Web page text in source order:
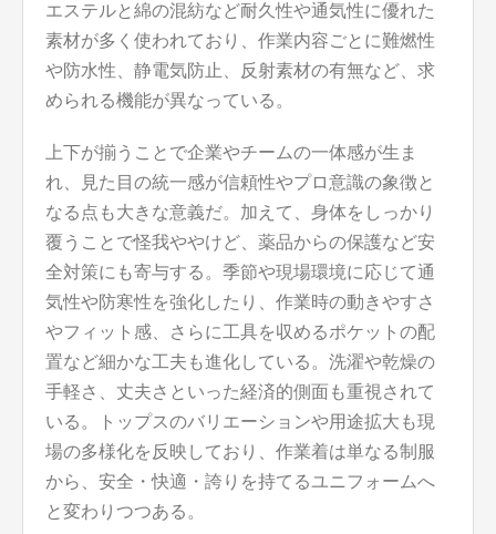
エステルと綿の混紡など耐久性や通気性に優れた
素材が多く使われており、作業内容ごとに難燃性
や防水性、静電気防止、反射素材の有無など、求
められる機能が異なっている。
上下が揃うことで企業やチームの一体感が生ま
れ、見た目の統一感が信頼性やプロ意識の象徴と
なる点も大きな意義だ。加えて、身体をしっかり
覆うことで怪我ややけど、薬品からの保護など安
全対策にも寄与する。季節や現場環境に応じて通
気性や防寒性を強化したり、作業時の動きやすさ
やフィット感、さらに工具を収めるポケットの配
置など細かな工夫も進化している。洗濯や乾燥の
手軽さ、丈夫さといった経済的側面も重視されて
いる。トップスのバリエーションや用途拡大も現
場の多様化を反映しており、作業着は単なる制服
から、安全・快適・誇りを持てるユニフォームへ
と変わりつつある。